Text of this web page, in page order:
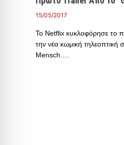
15/05/2017
Το Netflix κυκλοφόρησε το
την νέα κωμική
Mensch.…